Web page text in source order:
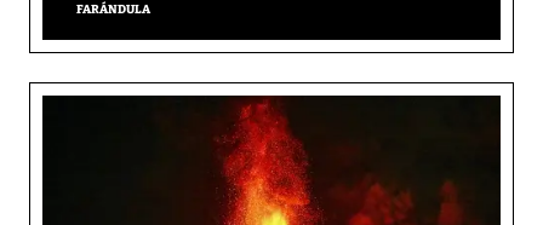
FARÁNDULA